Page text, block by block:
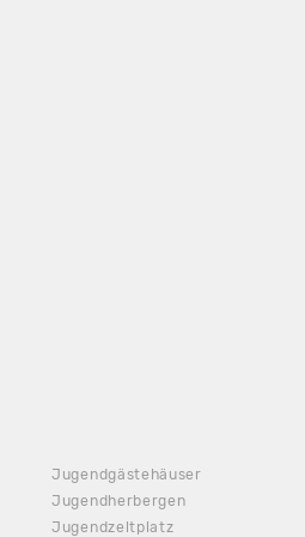
Jugendgästehäuser
Jugendherbergen
Jugendzeltplatz